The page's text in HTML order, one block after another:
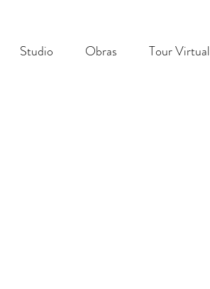
Studio Obras Tour Virtual